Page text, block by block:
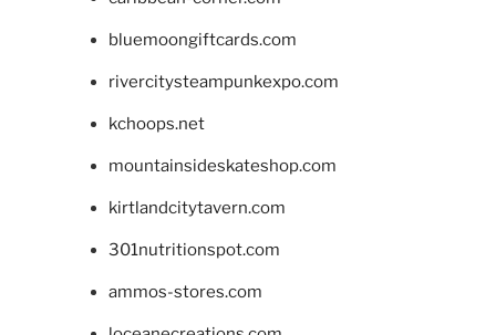
bluemoongiftcards.com
rivercitysteampunkexpo.com
kchoops.net
mountainsideskateshop.com
kirtlandcitytavern.com
301nutritionspot.com
ammos-stores.com